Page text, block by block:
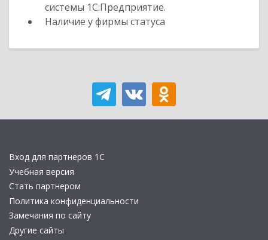
системы 1С:Предприятие.
Наличие у фирмы статуса
Вход для партнеров 1С
Учебная версия
Стать партнером
Политика конфиденциальности
Замечания по сайту
Другие сайты